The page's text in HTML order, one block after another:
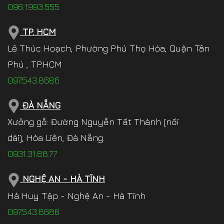
096.1993.555
TP. HCM
Lê Thúc Hoạch, Phường Phú Thọ Hòa, Quận Tân
Phú , TP.HCM
097.543.8686
ĐÀ NẴNG
Xưởng gỗ: Đường Nguyễn Tất Thành (nối
dài), Hòa Liên, Đà Nẵng.
0931.31.88.77
NGHỆ AN - HÀ TĨNH
Hà Huy Tập - Nghệ An - Hà Tĩnh
097.543.8686